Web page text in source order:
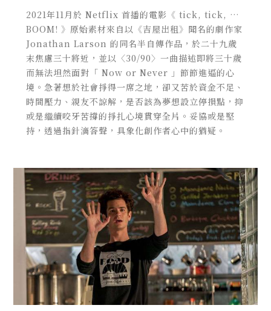
2021年11月於 Netflix 首播的電影《 tick, tick, …
BOOM! 》原始素材來自以《吉屋出租》聞名的劇作家
Jonathan Larson 的同名半自傳作品，於二十九歲
末焦慮三十將近，並以〈30/90〉一曲描述即將三十歲
而無法坦然面對「 Now or Never 」節節進逼的心
境。急著想於社會掙得一席之地，卻又苦於資金不足、
時間壓力、親友不諒解，是否該為夢想設立停損點，抑
或是繼續咬牙苦撐的掙扎心境貫穿全片。妥協或是堅
持，透過指針滴答聲，具象化創作者心中的猶疑。